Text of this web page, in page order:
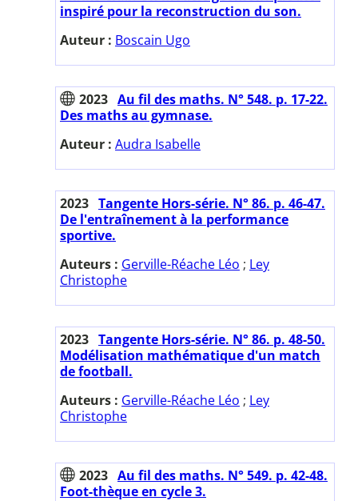
inspiré pour la reconstruction du son.
Auteur : Boscain Ugo
2023 Au fil des maths. N° 548. p. 17-22.
Des maths au gymnase.
Auteur : Audra Isabelle
2023 Tangente Hors-série. N° 86. p. 46-47.
De l'entraînement à la performance
sportive.
Auteurs : Gerville-Réache Léo ; Ley
Christophe
2023 Tangente Hors-série. N° 86. p. 48-50.
Modélisation mathématique d'un match
de football.
Auteurs : Gerville-Réache Léo ; Ley
Christophe
2023 Au fil des maths. N° 549. p. 42-48.
Foot-thèque en cycle 3.